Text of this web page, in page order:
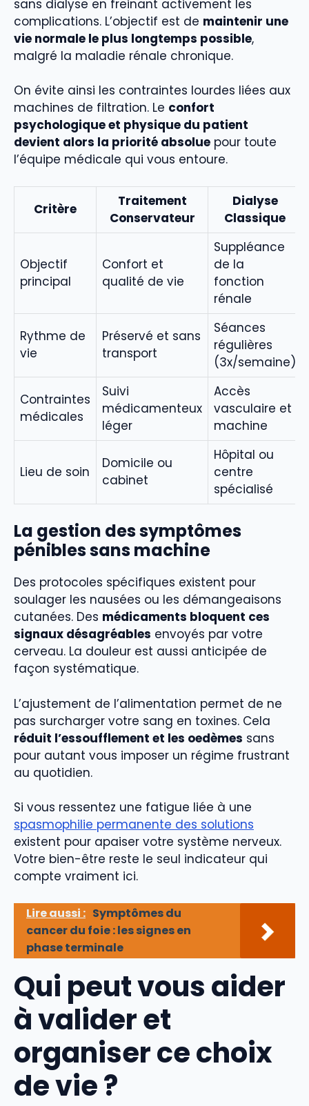
sans dialyse en freinant activement les
complications. L’objectif est de maintenir une
vie normale le plus longtemps possible,
malgré la maladie rénale chronique.
On évite ainsi les contraintes lourdes liées aux
machines de filtration. Le confort
psychologique et physique du patient
devient alors la priorité absolue pour toute
l’équipe médicale qui vous entoure.
Critère
Traitement
Conservateur
Dialyse
Classique
Objectif
principal
Confort et
qualité de vie
Suppléance
de la
fonction
rénale
Rythme de
vie
Préservé et sans
transport
Séances
régulières
(3x/semaine)
Contraintes
médicales
Suivi
médicamenteux
léger
Accès
vasculaire et
machine
Lieu de soin
Domicile ou
cabinet
Hôpital ou
centre
spécialisé
La gestion des symptômes
pénibles sans machine
Des protocoles spécifiques existent pour
soulager les nausées ou les démangeaisons
cutanées. Des médicaments bloquent ces
signaux désagréables envoyés par votre
cerveau. La douleur est aussi anticipée de
façon systématique.
L’ajustement de l’alimentation permet de ne
pas surcharger votre sang en toxines. Cela
réduit l’essoufflement et les oedèmes sans
pour autant vous imposer un régime frustrant
au quotidien.
Si vous ressentez une fatigue liée à une
spasmophilie permanente des solutions
existent pour apaiser votre système nerveux.
Votre bien-être reste le seul indicateur qui
compte vraiment ici.
Lire aussi : Symptômes du
cancer du foie : les signes en
phase terminale
Qui peut vous aider
à valider et
organiser ce choix
de vie ?